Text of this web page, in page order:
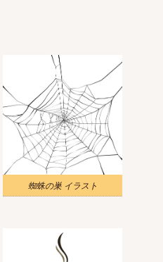
蜘蛛の巣 イラスト